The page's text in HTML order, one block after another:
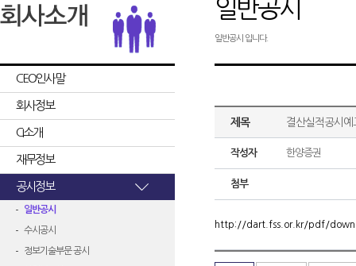
CEO인사말
회사정보
CI소개
재무정보
공시정보
일반공시
수시공시
정보기술부문 공시
일반공시
일반공시 입니다.
제목 결산실적공시예
작성자 한양증권
첨부
http://dart.fss.or.kr/pdf/